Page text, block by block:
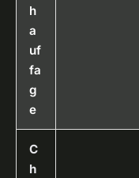
h
a
uf
fa
g
e
C
h